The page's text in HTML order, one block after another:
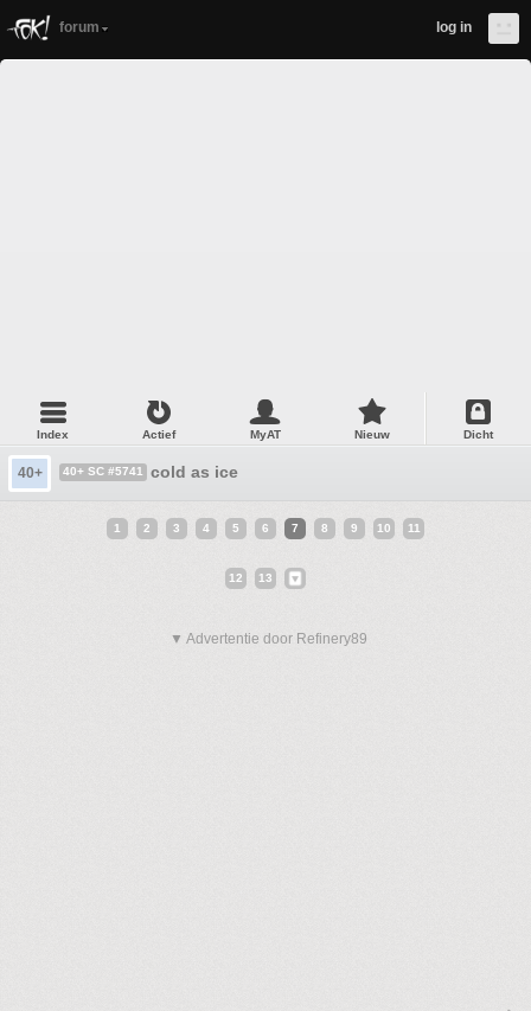
forum log in
Index Actief MyAT Nieuw Dicht
40+ 40+ SC #5741 cold as ice
1 2 3 4 5 6 7 8 9 10 11
12 13
▼ Advertentie door Refinery89